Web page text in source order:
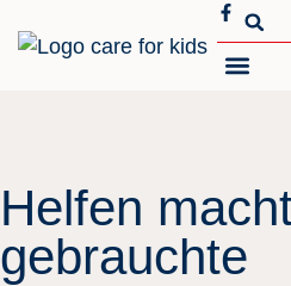
Helfen
gebrauchte